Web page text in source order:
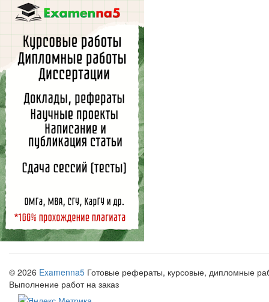
© 2026 Examenna5 Готовые рефераты, курсовые, дипломные
Выполнение работ на заказ